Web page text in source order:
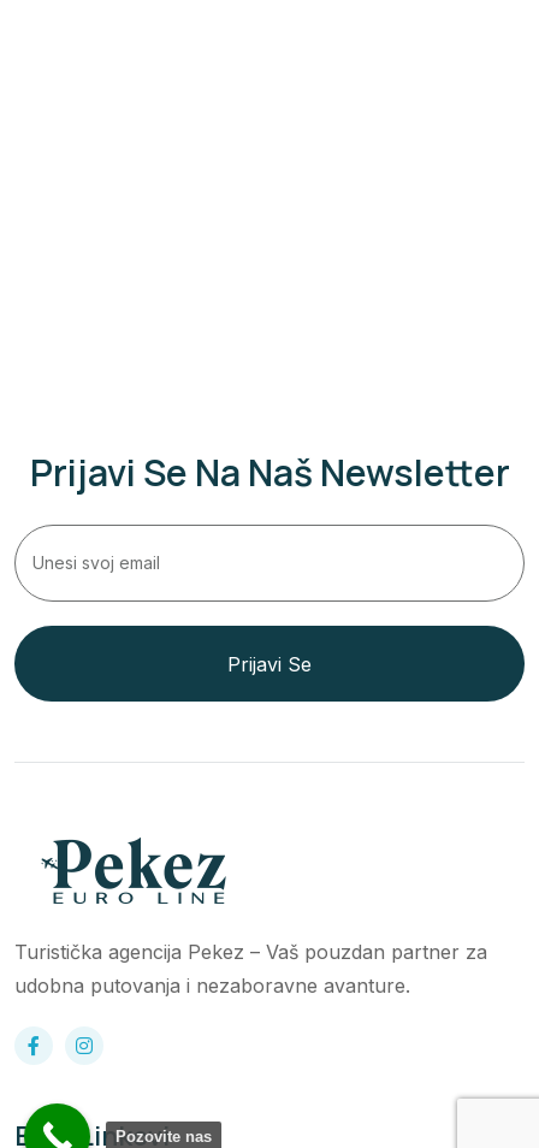
Prijavi Se Na Naš Newsletter
Prijavi Se
Turistička agencija Pekez – Vaš pouzdan partner za
udobna putovanja i nezaboravne avanture.
Bitni Linkovi
Pozovite nas